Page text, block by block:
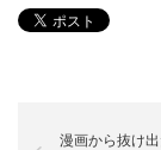
漫画から抜け